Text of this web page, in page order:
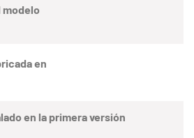
modelo
en
en la primera versión